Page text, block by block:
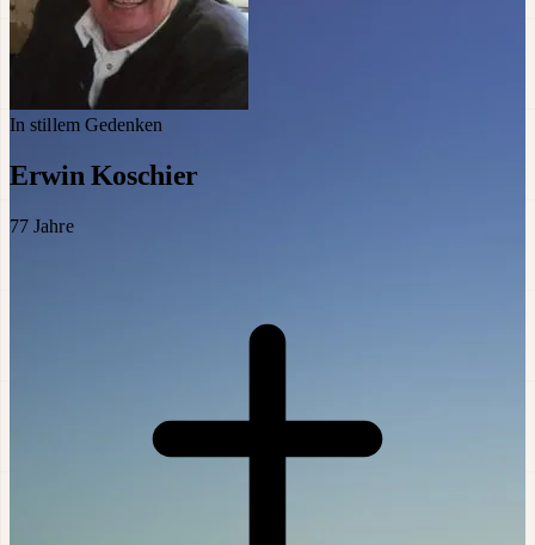
In stillem Gedenken
Erwin Koschier
77 Jahre